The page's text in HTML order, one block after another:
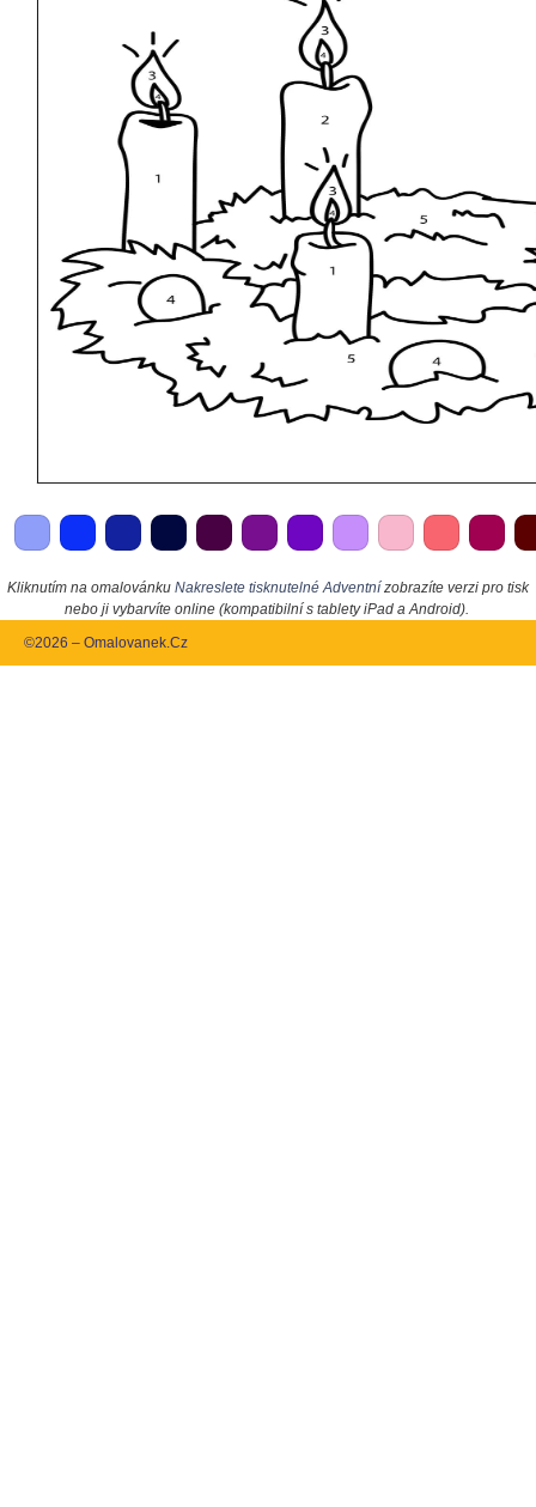
Kliknutím na omalovánku Nakreslete tisknutelné Adventnízobrazíte verzi pro tisk
nebo ji vybarvíte online (kompatibilní s tablety iPad a Android).
©2026 – Omalovanek.Cz